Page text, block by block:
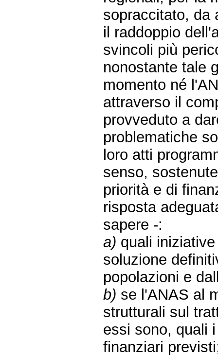
sopraccitato, da
il raddoppio
svincoli più
nonostante tale
momento né
attraverso il
provveduto a
problematiche
loro atti
senso,
priorità e di
risposta
sapere -:
a) quali
soluzione
popolazioni e
b) se l'ANAS al
strutturali sul
essi sono, quali
finanziari